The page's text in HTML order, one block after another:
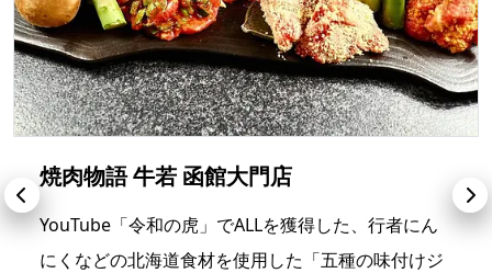
焼肉物語 牛若 函館大門店
YouTube「令和の虎」でALLを獲得した、行者にん
にくなどの北海道食材を使用した「五種の味付けジ